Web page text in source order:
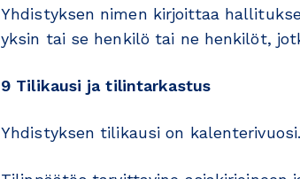
Yhdistyksen nimen kirjoittaa
yksin tai se henkilö tai ne henkilöt,
9 Tilikausi ja tilintarkastus
Yhdistyksen tilikausi on kalenterivuosi.